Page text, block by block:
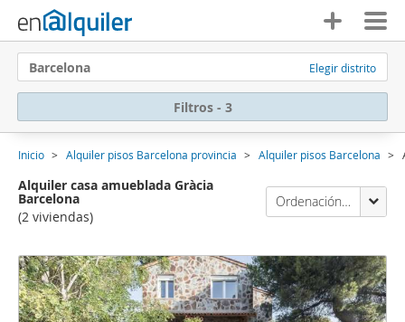
Barcelona Elegir distrito
Filtros - 3
Inicio Alquiler pisos Barcelona provincia Alquiler pisos Barcelona
Alquiler casa amueblada Gràcia
Barcelona
(2 viviendas)
Ordenación Enalquiler